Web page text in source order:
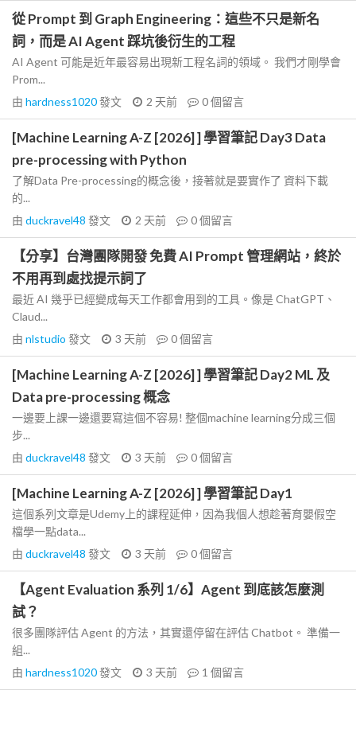
從 Prompt 到 Graph Engineering：這些不只是新名
詞，而是 AI Agent 踩坑後衍生的工程
AI Agent 可能是近年最容易出現新工程名詞的領域。 我們才剛學會
Prom...
由 hardness1020發文 2 天前 0個留言
[Machine Learning A-Z [2026] ] 學習筆記 Day3 Data
pre-processing with Python
了解Data Pre-processing的概念後，接著就是要實作了 資料下載
的...
由 duckravel48 發文 2 天前 0個留言
【分享】台灣團隊開發 免費 AI Prompt 管理網站，終於
不用再到處找提示詞了
最近 AI 幾乎已經變成每天工作都會用到的工具。像是 ChatGPT、
Claud...
由 nlstudio 發文 3 天前 0個留言
[Machine Learning A-Z [2026] ] 學習筆記 Day2 ML 及
Data pre-processing 概念
一邊要上課一邊還要寫這個不容易! 整個machine learning分成三個
步...
由 duckravel48 發文 3 天前 0個留言
[Machine Learning A-Z [2026] ] 學習筆記 Day1
這個系列文章是Udemy上的課程延伸，因為我個人想趁著育嬰假空
檔學一點data...
由 duckravel48 發文 3 天前 0個留言
【Agent Evaluation 系列 1/6】Agent 到底該怎麼測
試？
很多團隊評估 Agent 的方法，其實還停留在評估 Chatbot。 準備一
組...
由 hardness1020發文 3 天前 1 個留言